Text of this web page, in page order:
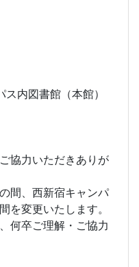
書館（本館）
力いただきありが
、西新宿キャンパ
を変更いたします。
卒ご理解・ご協力